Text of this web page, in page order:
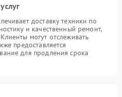
доставку техники по
и качественный ремонт,
могут отслеживать
предоставляется
для продления срока